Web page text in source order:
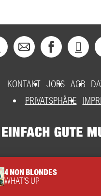
KONTAKT JOBS AGB
PRIVATSPHÄRE
4 NON BLONDES
WHAT'S UP